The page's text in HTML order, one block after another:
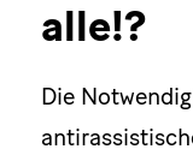
alle!?
Die